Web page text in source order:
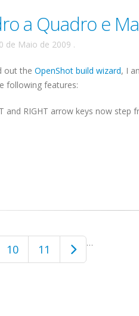
a Quadro e
de Maio de 2009 .
out the OpenShot build wizard, I
following features:
and RIGHT arrow keys now step
…
10 11